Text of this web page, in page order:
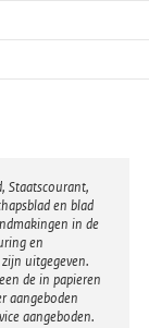
Staatscourant,
en blad
in de
en
uitgegeven.
de in papieren
aangeboden
aangeboden.